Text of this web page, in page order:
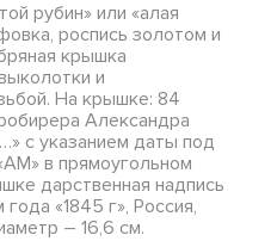
рубин» или «алая
роспись золотом и
крышка
и
На крышке: 84
Александра
с указанием даты под
в прямоугольном
дарственная надпись
«1845 г», Россия,
– 16,6 см.